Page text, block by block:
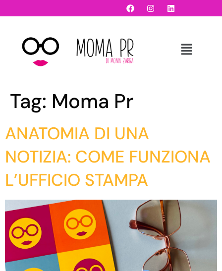
Tag: Moma Pr
ANATOMIA DI UNA
NOTIZIA: COME FUNZIONA
L’UFFICIO STAMPA